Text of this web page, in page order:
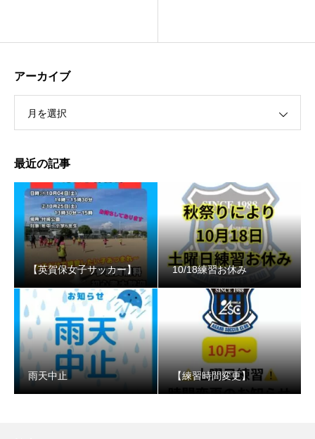
アーカイブ
月を選択
最近の記事
【英賀保女子サッカー】 10/18練習お休み
️雨天中止 【練習時間変更】